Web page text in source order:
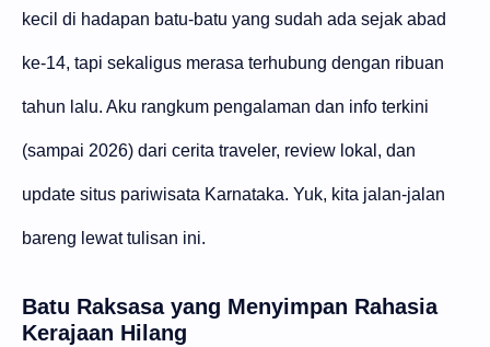
kecil di hadapan batu-batu yang sudah ada sejak abad
ke-14, tapi sekaligus merasa terhubung dengan ribuan
tahun lalu. Aku rangkum pengalaman dan info terkini
(sampai 2026) dari cerita traveler, review lokal, dan
update situs pariwisata Karnataka. Yuk, kita jalan-jalan
bareng lewat tulisan ini.
Batu Raksasa yang Menyimpan Rahasia
Kerajaan Hilang